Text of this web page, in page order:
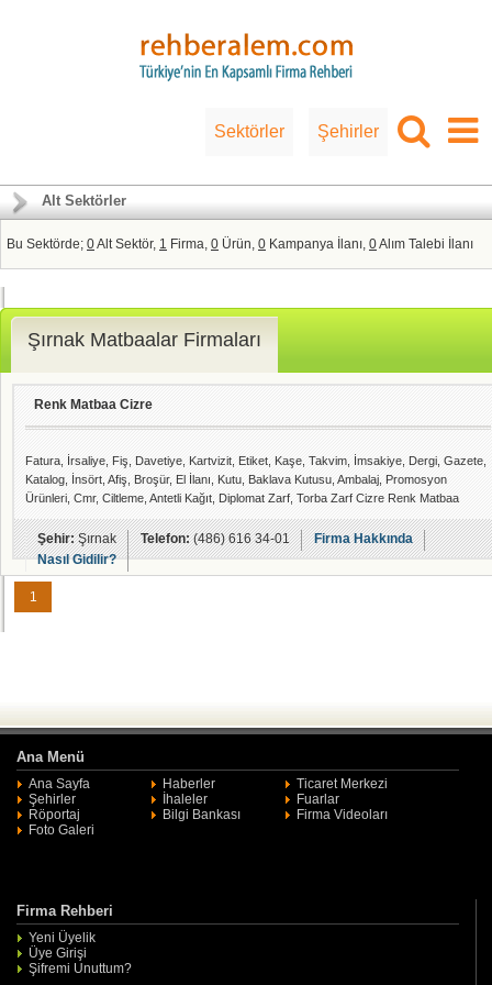
Sektörler Şehirler
Alt Sektörler
Bu Sektörde; 0Alt Sektör, 1 Firma, 0 Ürün, 0 Kampanya İlanı, 0Alım Talebi İlanı
Şırnak Matbaalar Firmaları
Renk Matbaa Cizre
Fatura, İrsaliye, Fiş, Davetiye, Kartvizit, Etiket, Kaşe, Takvim, İmsakiye, Dergi, Gazete,
Katalog, İnsört, Afiş, Broşür, El İlanı, Kutu, Baklava Kutusu, Ambalaj, Promosyon
Ürünleri, Cmr, Ciltleme, Antetli Kağıt, Diplomat Zarf, Torba Zarf Cizre Renk Matbaa
Şehir:Şırnak Telefon:(486) 616 34-01
Firma Hakkında
Nasıl Gidilir?
1
Ana Menü
Ana Sayfa Haberler
Ticaret Merkezi
Şehirler
İhaleler
Fuarlar
Röportaj
Bilgi Bankası
Firma Videoları
Foto Galeri
Firma Rehberi
Yeni Üyelik
Üye Girişi
Şifremi Unuttum?